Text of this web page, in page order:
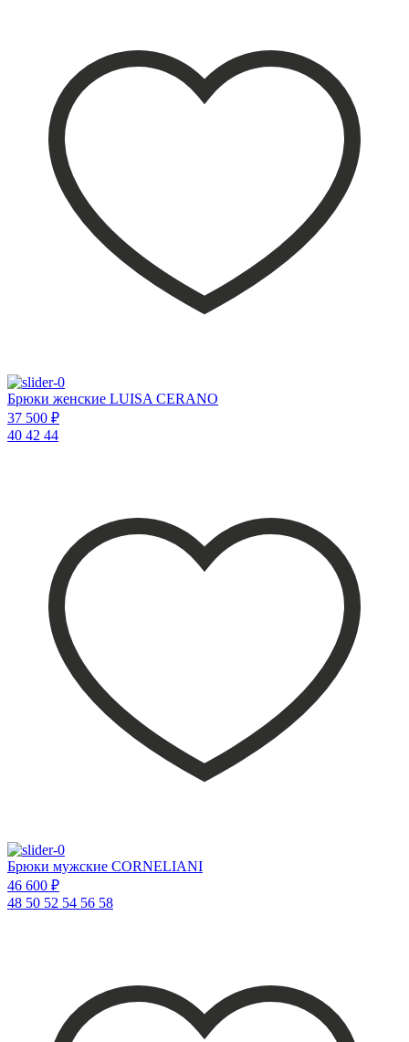
Брюки женские LUISA CERANO
37 500 ₽
40 42 44
Брюки мужские CORNELIANI
46 600 ₽
48 50 52 54 56 58